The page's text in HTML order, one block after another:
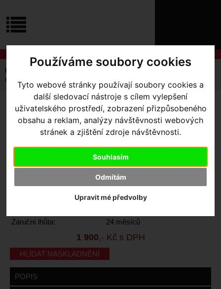
Používáme soubory cookies
Tyto webové stránky používají soubory cookies a
další sledovací nástroje s cílem vylepšení
uživatelského prostředí, zobrazení přizpůsobeného
obsahu a reklam, analýzy návštěvnosti webových
stránek a zjištění zdroje návštěvnosti.
Souhlasím
Odmítám
Upravit mé předvolby
NÁS
NÁKUPU
SLUŽBY
REGISTRACE
ZTRATILI
Úvodní strana
Nosiče
nosič TOPEAK UNI SUPERTOURIST, stavitelná výška
NOSIČ TOPEAK UNI
SUPERTOURIST,
STAVITELNÁ VÝŠKA
Topeak
Ne
Záruční lhůta:
24 měsíců
1 900,- Kč s DPH
HLÍDAT NASKLADNĚNÍ
POPIS